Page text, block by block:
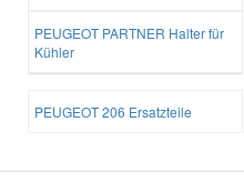
PEUGEOT PARTNER Halter für
Kühler
PEUGEOT 206 Ersatzteile